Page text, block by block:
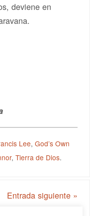
deviene en
Lee,God’s Own
,Tierra de Dios.
Entrada siguiente »